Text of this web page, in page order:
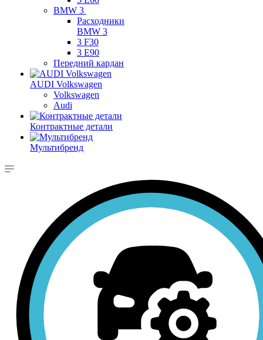
BMW 3
Расходники
BMW 3
3 F30
3 E90
Передний кардан
AUDI Volkswagen
Volkswagen
Audi
Контрактные детали
Мультибренд